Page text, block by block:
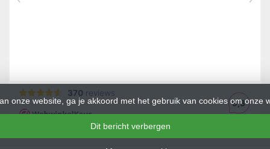
onze website, ga je akkoord met het gebruik van cookies om onze
Dit bericht verbergen